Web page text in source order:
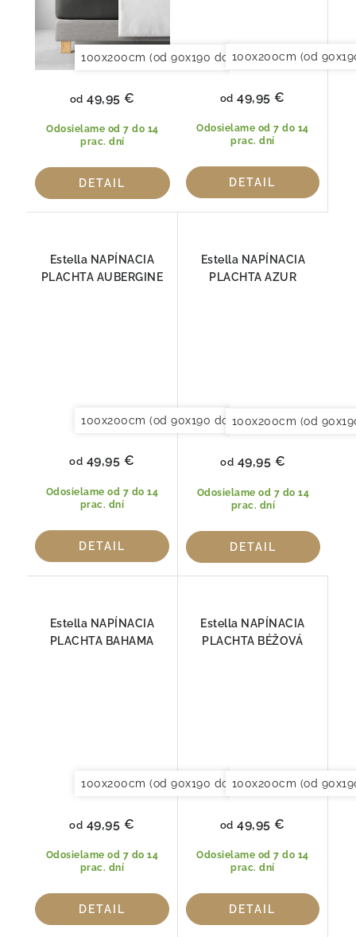
100x200cm (od 90x190 do 120x220cm)
Odosielame od 7 do 14
prac. dní
od 49,95 €
DETAIL
100x200cm (od
Odosielame od 7 do 14
prac. dní
od 49,95 €
DETAIL
Estella NAPÍNACIA
PLACHTA AUBERGINE
100x200cm (od 90x190 do 120x220cm)
Odosielame od 7 do 14
prac. dní
od 49,95 €
DETAIL
Estella NAPÍNACIA
PLACHTA AZUR
100x200cm (od
Odosielame od 7 do 14
prac. dní
od 49,95 €
DETAIL
Estella NAPÍNACIA
PLACHTA BAHAMA
100x200cm (od 90x190 do 120x220cm)
Odosielame od 7 do 14
prac. dní
od 49,95 €
DETAIL
Estella NAPÍNACIA
PLACHTA BÉŽOVÁ
100x200cm (od
Odosielame od 7 do 14
prac. dní
od 49,95 €
DETAIL